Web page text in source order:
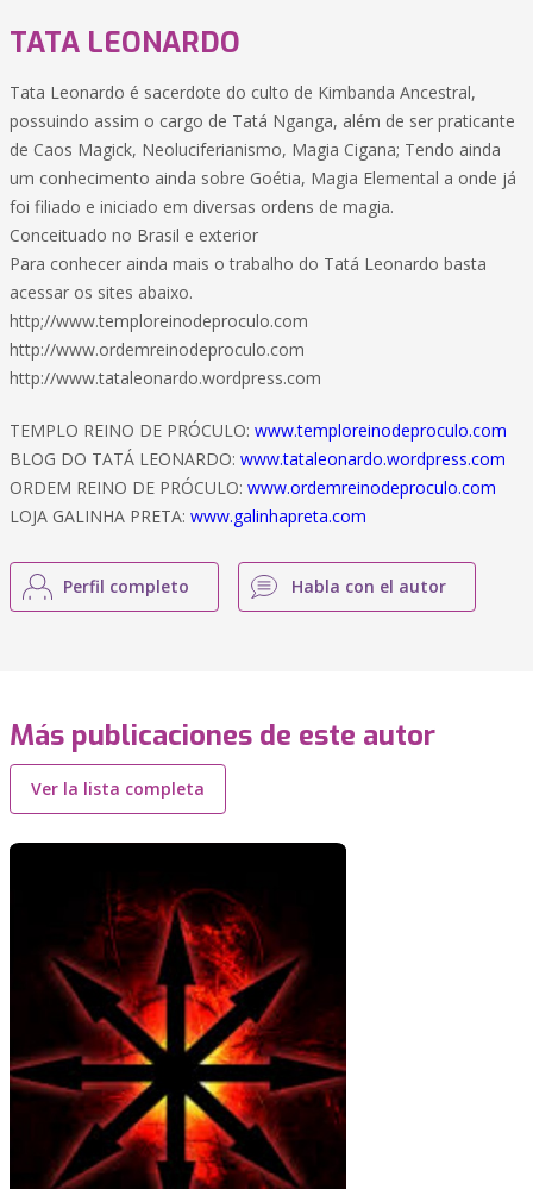
TATA LEONARDO
Tata Leonardo é sacerdote do culto de Kimbanda Ancestral,
possuindo assim o cargo de Tatá Nganga, além de ser praticante
de Caos Magick, Neoluciferianismo, Magia Cigana; Tendo ainda
um conhecimento ainda sobre Goétia, Magia Elemental a onde já
foi filiado e iniciado em diversas ordens de magia.
Conceituado no Brasil e exterior
Para conhecer ainda mais o trabalho do Tatá Leonardo basta
acessar os sites abaixo.
http;//www.temploreinodeproculo.com
http://www.ordemreinodeproculo.com
http://www.tataleonardo.wordpress.com
TEMPLO REINO DE PRÓCULO: www.temploreinodeproculo.com
BLOG DO TATÁ LEONARDO: www.tataleonardo.wordpress.com
ORDEM REINO DE PRÓCULO: www.ordemreinodeproculo.com
LOJA GALINHA PRETA: www.galinhapreta.com
Perfil completo Habla con el autor
Más publicaciones de este autor
Ver la lista completa